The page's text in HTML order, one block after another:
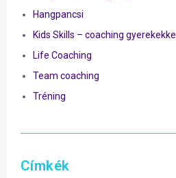
Hangpancsi
Kids Skills – coaching gyerekekkel
Life Coaching
Team coaching
Tréning
Címkék